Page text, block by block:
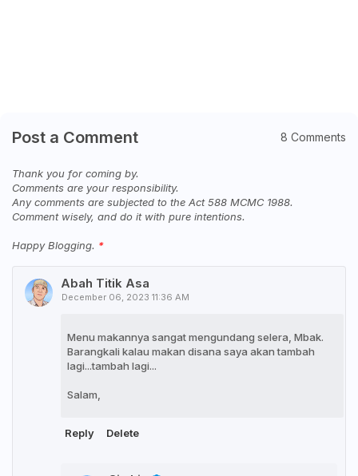
Post a Comment 8 Comments
Thank you for coming by.
Comments are your responsibility.
Any comments are subjected to the Act 588 MCMC 1988.
Comment wisely, and do it with pure intentions.
Happy Blogging.
Abah Titik Asa
December 06, 2023 11:36 AM
Menu makannya sangat mengundang selera, Mbak.
Barangkali kalau makan disana saya akan tambah
lagi...tambah lagi...
Salam,
Reply Delete